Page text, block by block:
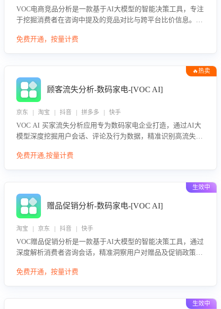
VOC电商竞品分析是一款基于AI大模型的智能决策工具，专注
于挖掘消费者在咨询中提及的竞品对比与跨平台比价信息。该
息，进行多维度交叉对比，并分析消费者的比价行为。通过提
免费开通，按量计费
🔥热卖
顾客流失分析-数码家电-[VOC AI]
京东 | 淘宝 | 抖音 | 拼多多 | 快手
VOC AI 买家流失分析应用专为数码家电企业打造，通过AI大
模型深度挖掘用户会话、评论及行为数据，精准识别高流失风
迟、竞品价格冲击等。系统自动输出可落地的挽回策略，迅速
免费开通,按量计费
生效中
赠品促销分析-数码家电-[VOC AI]
淘宝 | 京东 | 抖音 | 快手
VOC赠品促销分析是一款基于AI大模型的智能决策工具，通过
深度解析消费者咨询会话，精准洞察用户对赠品及促销政策的
求，帮助企业制定个性化赠品组合策略，优化资源投放并淘汰
免费开通，按量计费
生效中